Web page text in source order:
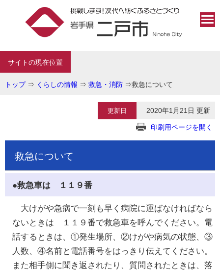
サイトの現在位置
トップ⇒ くらしの情報 ⇒ 救急・消防 ⇒救急について
更新日 2020年1月21日 更新
印刷用ページを開く
救急について
●救急車は １１９番
大けがや急病で一刻も早く病院に運ばなければなら
ないときは １１９番で救急車を呼んでください。電
話するときは、①発生場所、②けがや病気の状態、③
人数、④名前と電話番号をはっきり伝えてください。
また相手側に聞き返されたり、質問されたときは、落